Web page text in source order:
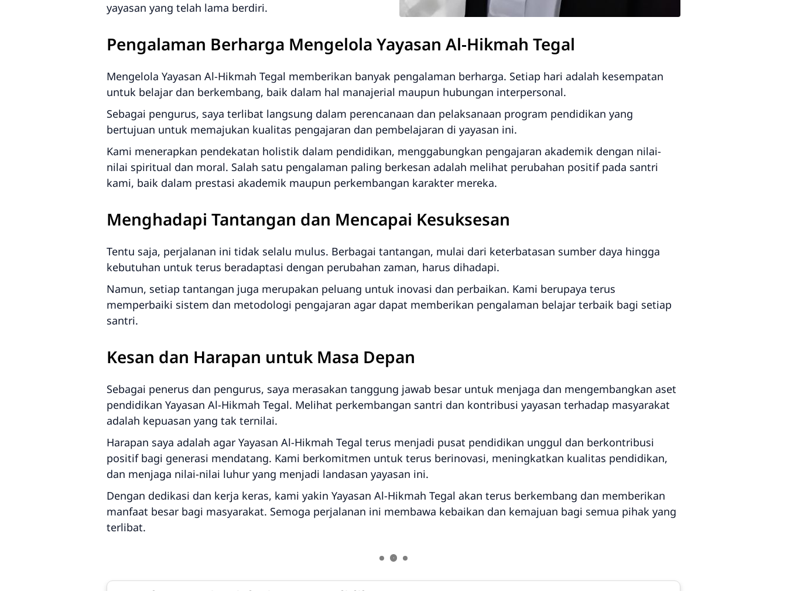
yayasan yang telah lama berdiri.
Pengalaman Berharga Mengelola Yayasan Al-Hikmah Tegal
Mengelola Yayasan Al-Hikmah Tegal memberikan banyak pengalaman berharga. Setiap hari adalah kesempatan
untuk belajar dan berkembang, baik dalam hal manajerial maupun hubungan interpersonal.
Sebagai pengurus, saya terlibat langsung dalam perencanaan dan pelaksanaan program pendidikan yang
bertujuan untuk memajukan kualitas pengajaran dan pembelajaran di yayasan ini.
Kami menerapkan pendekatan holistik dalam pendidikan, menggabungkan pengajaran akademik dengan nilai-
nilai spiritual dan moral. Salah satu pengalaman paling berkesan adalah melihat perubahan positif pada santri
kami, baik dalam prestasi akademik maupun perkembangan karakter mereka.
Menghadapi Tantangan dan Mencapai Kesuksesan
Tentu saja, perjalanan ini tidak selalu mulus. Berbagai tantangan, mulai dari keterbatasan sumber daya hingga
kebutuhan untuk terus beradaptasi dengan perubahan zaman, harus dihadapi.
Namun, setiap tantangan juga merupakan peluang untuk inovasi dan perbaikan. Kami berupaya terus
memperbaiki sistem dan metodologi pengajaran agar dapat memberikan pengalaman belajar terbaik bagi setiap
santri.
Kesan dan Harapan untuk Masa Depan
Sebagai penerus dan pengurus, saya merasakan tanggung jawab besar untuk menjaga dan mengembangkan aset
pendidikan Yayasan Al-Hikmah Tegal. Melihat perkembangan santri dan kontribusi yayasan terhadap masyarakat
adalah kepuasan yang tak ternilai.
Harapan saya adalah agar Yayasan Al-Hikmah Tegal terus menjadi pusat pendidikan unggul dan berkontribusi
positif bagi generasi mendatang. Kami berkomitmen untuk terus berinovasi, meningkatkan kualitas pendidikan,
dan menjaga nilai-nilai luhur yang menjadi landasan yayasan ini.
Dengan dedikasi dan kerja keras, kami yakin Yayasan Al-Hikmah Tegal akan terus berkembang dan memberikan
manfaat besar bagi masyarakat. Semoga perjalanan ini membawa kebaikan dan kemajuan bagi semua pihak yang
terlibat.